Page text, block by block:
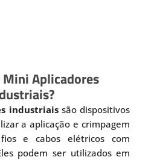
Mini Aplicadores
industriaissão dispositivos
a aplicação e crimpagem
e cabos elétricos com
podem ser utilizados em